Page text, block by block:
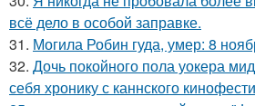
всё дело в особой заправке.
31. Могила Робин гуда, умер: 8
32. Дочь покойного пола уокера
себя хронику с каннского